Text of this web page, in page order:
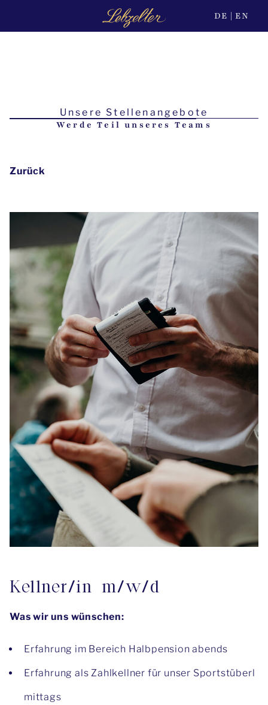
DE EN
Unsere Stellenangebote
Werde Teil unseres Teams
Zurück
Kellner/in m/w/d
Was wir uns wünschen:
Erfahrung im Bereich Halbpension abends
Erfahrung als Zahlkellner für unser Sportstüberl
mittags